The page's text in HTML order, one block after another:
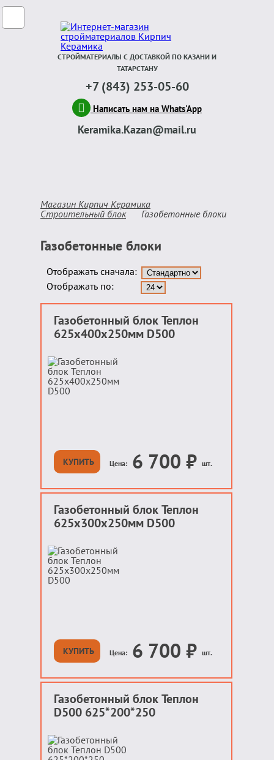
СТРОЙМАТЕРИАЛЫ С ДОСТАВКОЙ ПО КАЗАНИ И
ТАТАРСТАНУ
+7 (843) 253-05-60
Написать нам на Whats'App
Keramika.Kazan@mail.ru
Магазин Кирпич Керамика
Строительный блок
Газобетонные блоки
Газобетонные блоки
Отображать сначала:
Отображать по:
Газобетонный блок Теплон
625х400х250мм D500
КУПИТЬ Цена: 6 700 ₽ шт.
Газобетонный блок Теплон
625х300х250мм D500
КУПИТЬ Цена: 6 700 ₽ шт.
Газобетонный блок Теплон
D500 625*200*250